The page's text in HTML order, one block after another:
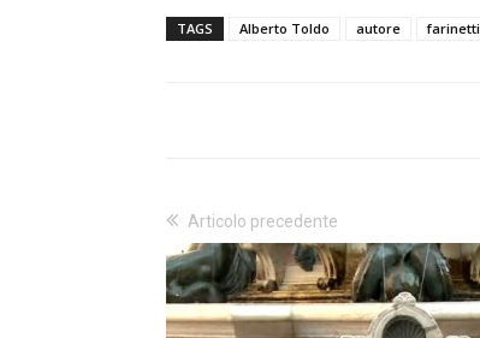
TAGS Alberto Toldo autore farinetti
Articolo precedente